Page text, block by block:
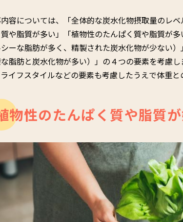
容については、「全体的な炭水化物摂取量のレ
や脂質が多い」「植物性のたんぱく質や脂質が
ーな脂肪が多く、精製された炭水化物が少ない
脂肪と炭水化物が多い）」の４つの要素を考慮
イフスタイルなどの要素も考慮したうえで体重と
物性のたんぱく質や脂質